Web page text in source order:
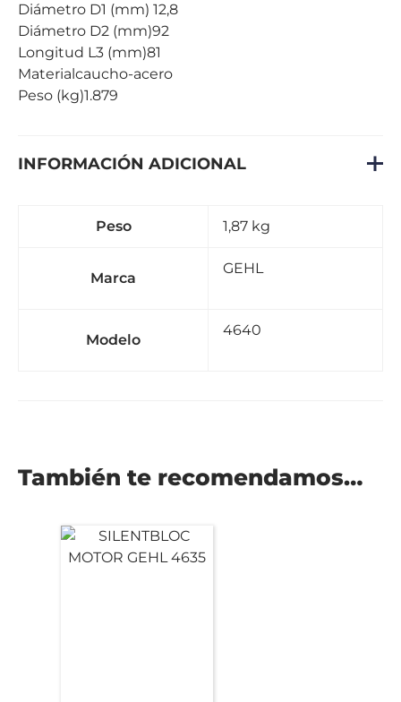
Diámetro D1 (mm) 12,8
Diámetro D2 (mm)92
Longitud L3 (mm)81
Materialcaucho-acero
Peso (kg)1.879
INFORMACIÓN ADICIONAL
Peso 1,87 kg
Marca
GEHL
Modelo
4640
También te recomendamos…